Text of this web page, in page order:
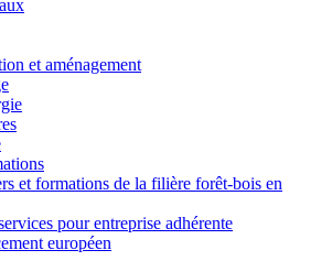
et aménagement
et formations de la filière forêt-bois en
pour entreprise adhérente
européen